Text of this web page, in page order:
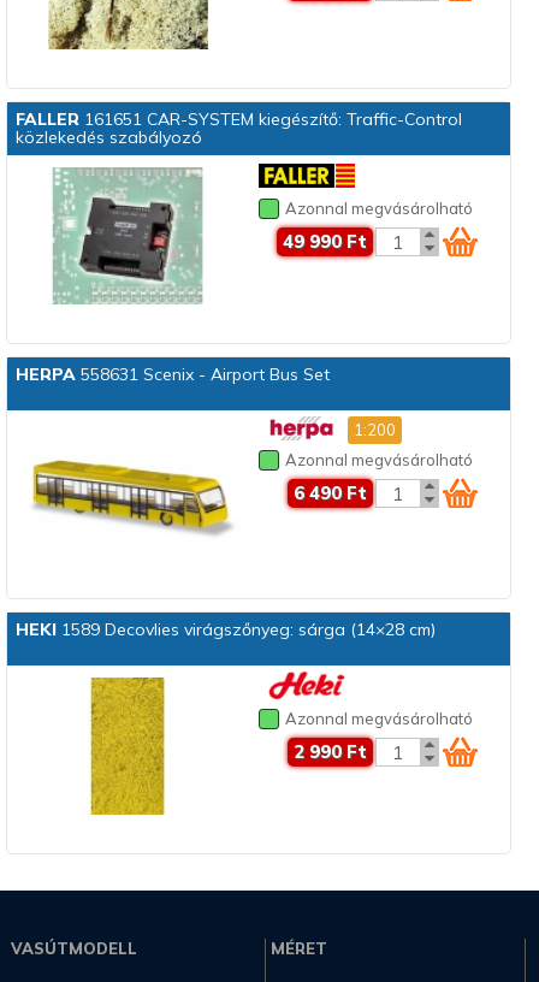
FALLER161651 CAR-SYSTEM kiegészítő: Traffic-Control
közlekedés szabályozó
Azonnal megvásárolható
49 990 Ft
HERPA558631 Scenix - Airport Bus Set
1:200
Azonnal megvásárolható
6 490 Ft
HEKI1589 Decovlies virágszőnyeg: sárga (14×28 cm)
Azonnal megvásárolható
2 990 Ft
VASÚTMODELL MÉRET